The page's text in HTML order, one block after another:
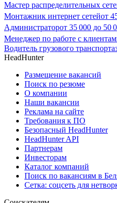
Мастер распределительных
Монтажник интернет сетейот
Администраторот 35 000 до 50
Менеджер по работе с
Водитель грузового транспорта
HeadHunter
Размещение вакансий
Поиск по резюме
О компании
Наши вакансии
Реклама на сайте
Требования к ПО
Безопасный HeadHunter
HeadHunter API
Партнерам
Инвесторам
Каталог компаний
Поиск по вакансиям в
Сетка: соцсеть для